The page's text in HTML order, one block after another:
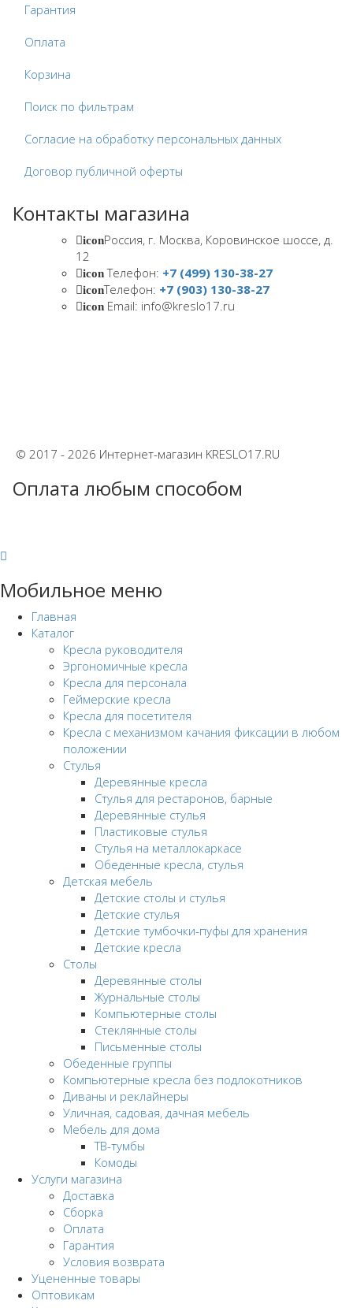
Гарантия
Оплата
Корзина
Поиск по фильтрам
Согласие на обработку персональных данных
Договор публичной оферты
Контакты магазина
iconРоссия, г. Москва, Коровинское шоссе, д.
12
iconТелефон: +7 (499) 130-38-27
iconТелефон: +7 (903) 130-38-27
icon Email: info@kreslo17.ru
© 2017 - 2026 Интернет-магазин KRESLO17.RU
Оплата любым способом
Мобильное меню
Главная
Каталог
Кресла руководителя
Эргономичные кресла
Кресла для персонала
Геймерские кресла
Кресла для посетителя
Кресла с механизмом качания фиксации в любом
положении
Стулья
Деревянные кресла
Стулья для рестаронов, барные
Деревянные стулья
Пластиковые стулья
Стулья на металлокаркасе
Обеденные кресла, стулья
Детская мебель
Детские столы и стулья
Детские стулья
Детские тумбочки-пуфы для хранения
Детские кресла
Столы
Деревянные столы
Журнальные столы
Компьютерные столы
Стеклянные столы
Письменные столы
Обеденные группы
Компьютерные кресла без подлокотников
Диваны и реклайнеры
Уличная, садовая, дачная мебель
Мебель для дома
ТВ-тумбы
Комоды
Услуги магазина
Доставка
Сборка
Оплата
Гарантия
Условия возврата
Уцененные товары
Оптовикам